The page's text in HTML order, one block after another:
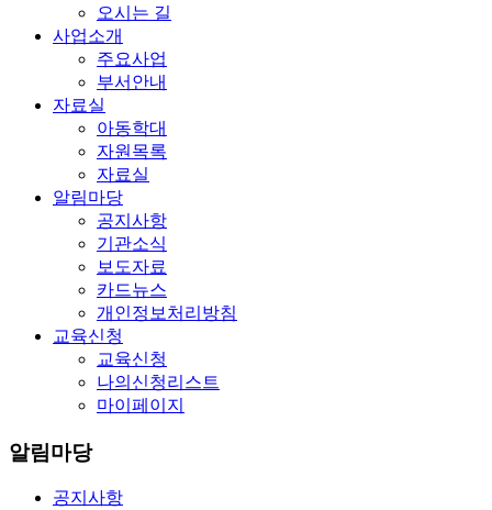
오시는 길
사업소개
주요사업
부서안내
자료실
아동학대
자원목록
자료실
알림마당
공지사항
기관소식
보도자료
카드뉴스
개인정보처리방침
교육신청
교육신청
나의신청리스트
마이페이지
알림마당
공지사항